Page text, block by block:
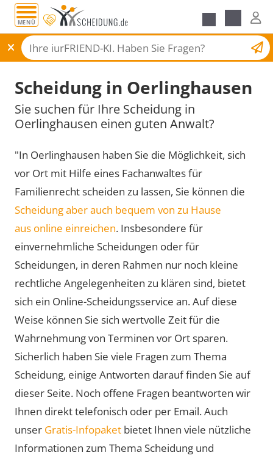
MENÜ
Scheidungsantrag
Scheidung in Oerlinghausen
Sie suchen für Ihre Scheidung in
Oerlinghausen einen guten Anwalt?
"In Oerlinghausen haben Sie die Möglichkeit, sich
vor Ort mit Hilfe eines Fachanwaltes für
Familienrecht scheiden zu lassen, Sie können die
Scheidung aber auch bequem von zu Hause
aus online einreichen. Insbesondere für
einvernehmliche Scheidungen oder für
Scheidungen, in deren Rahmen nur noch kleine
rechtliche Angelegenheiten zu klären sind, bietet
sich ein Online-Scheidungsservice an. Auf diese
Weise können Sie sich wertvolle Zeit für die
Wahrnehmung von Terminen vor Ort sparen.
Sicherlich haben Sie viele Fragen zum Thema
Scheidung, einige Antworten darauf finden Sie auf
dieser Seite. Noch offene Fragen beantworten wir
Ihnen direkt telefonisch oder per Email. Auch
unser Gratis-Infopaket bietet Ihnen viele nützliche
Informationen zum Thema Scheidung und